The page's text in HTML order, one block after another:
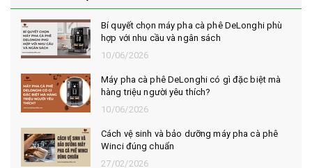
Bí quyết chọn máy pha cà phê DeLonghi phù
hợp với nhu cầu và ngân sách
10/06/2026
Máy pha cà phê DeLonghi có gì đặc biệt mà
hàng triệu người yêu thích?
10/06/2026
Cách vệ sinh và bảo dưỡng máy pha cà phê
Winci đúng chuẩn
27/02/2026